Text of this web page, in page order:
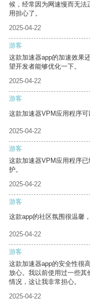
候，经常因为网速慢而无法
用担心了。
2025-04-22
游客
这款加速器app的加速效果
望开发者能够优化一下。
2025-04-22
游客
这款加速器VPM应用程序可
2025-04-22
游客
这款加速器VPM应用程序
护。
2025-04-22
游客
这款app的社区氛围很温馨
2025-04-22
游客
这款加速器app的安全性很
放心。我以前使用过一些其
情况，这让我非常担心。
2025-04-22